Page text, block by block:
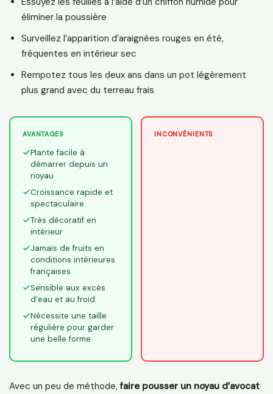
éliminer la poussière
Surveillez l’apparition d’araignées rouges en été,
fréquentes en intérieur sec
Rempotez tous les deux ans dans un pot légèrement
plus grand avec du terreau frais
AVANTAGES
Plante facile à
démarrer depuis un
noyau
Croissance rapide et
spectaculaire
Très décoratif en
intérieur
Jamais de fruits en
conditions intérieures
françaises
Sensible aux excès
d’eau et au froid
Nécessite une taille
régulière pour garder
une belle forme
INCONVÉNIENTS
Avec un peu de méthode,faire pousser un noyau d’avocat